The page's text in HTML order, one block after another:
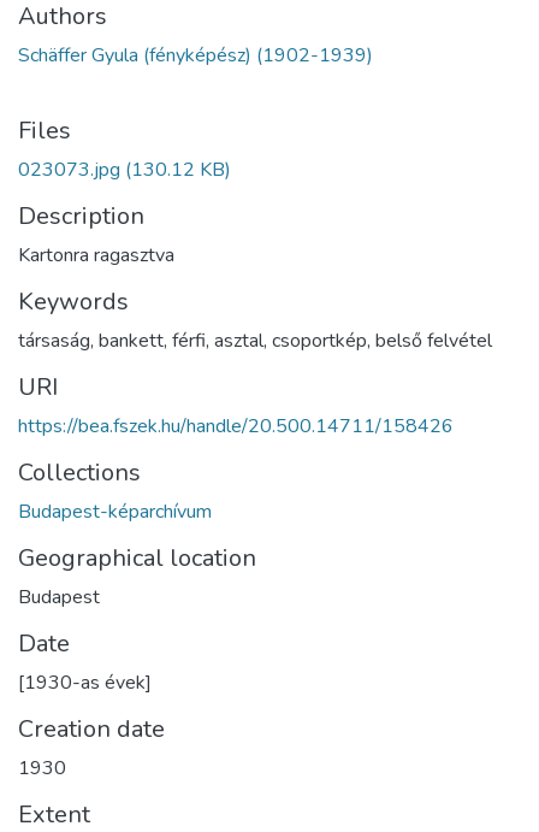
Authors
Schäffer Gyula (fényképész) (1902-1939)
Files
023073.jpg (130.12 KB)
Description
Kartonra ragasztva
Keywords
társaság, bankett, férfi, asztal, csoportkép, belső felvétel
URI
https://bea.fszek.hu/handle/20.500.14711/158426
Collections
Budapest-képarchívum
Geographical location
Budapest
Date
[1930-as évek]
Creation date
1930
Extent